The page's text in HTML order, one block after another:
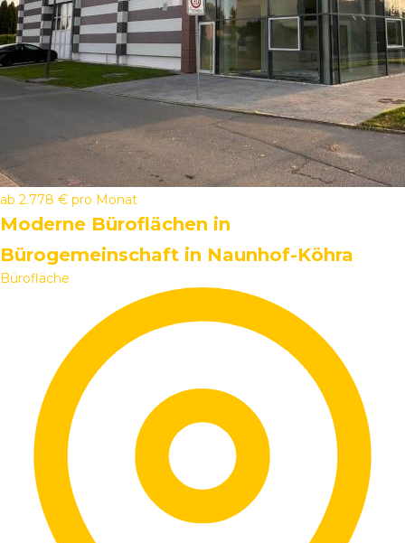
ab 2.778 € pro Monat
Moderne Büroflächen in
Bürogemeinschaft in Naunhof-Köhra
Bürofläche